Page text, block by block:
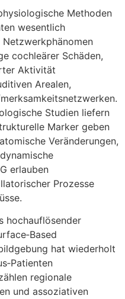
Methoden
wesentlich
cochleärer Schäden,
Aktivität
Arealen,
Studien liefern
Marker geben
Veränderungen,
erlauben
Prozesse
hochauflösender
h‬at wiederholt
regionale
u‬nd assoziativen